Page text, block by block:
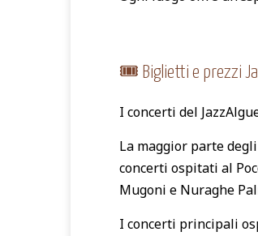
🎟️ Biglietti e prezzi
I concerti del
La maggior parte
concerti ospitati al
Mugoni e Nuraghe
I concerti principali